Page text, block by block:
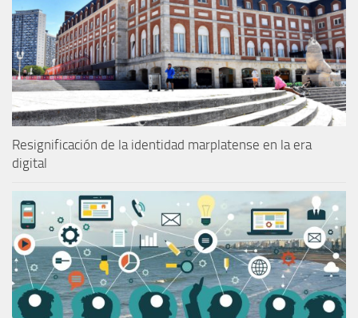
Resignificación de la identidad marplatense en la era
digital